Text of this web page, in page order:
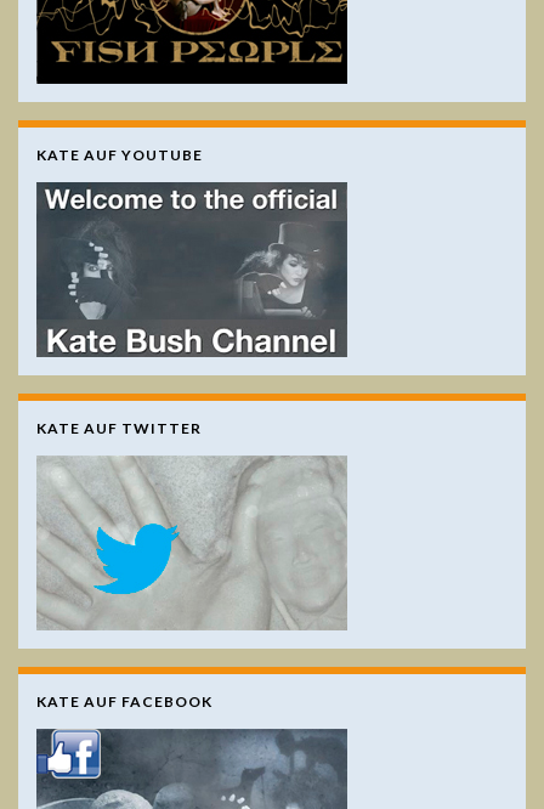
KATE AUF YOUTUBE
KATE AUF TWITTER
KATE AUF FACEBOOK